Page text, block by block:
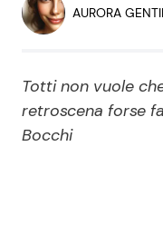
Persone Scomparse
Politica
AURORA
Totti non vuole
retroscena forse
Bocchi